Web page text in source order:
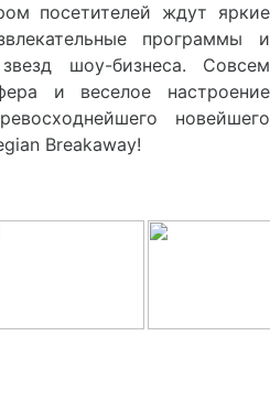
посетителей ждут яркие
программы и
шоу-бизнеса. Совсем
и веселое настроение
новейшего
Breakaway!